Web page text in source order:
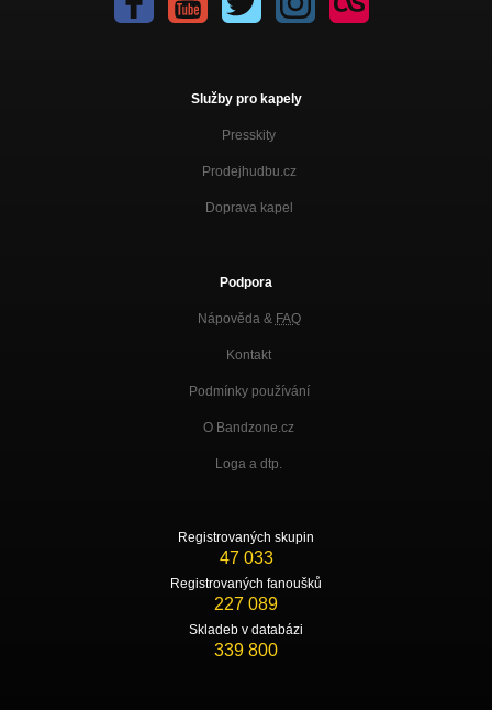
Služby pro kapely
Presskity
Prodejhudbu.cz
Doprava kapel
Podpora
Nápověda & FAQ
Kontakt
Podmínky používání
O Bandzone.cz
Loga a dtp.
Registrovaných skupin
47 033
Registrovaných fanoušků
227 089
Skladeb v databázi
339 800